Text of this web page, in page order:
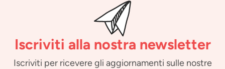
Iscriviti alla nostra newsletter
Iscriviti per ricevere gli aggiornamenti sulle nostre